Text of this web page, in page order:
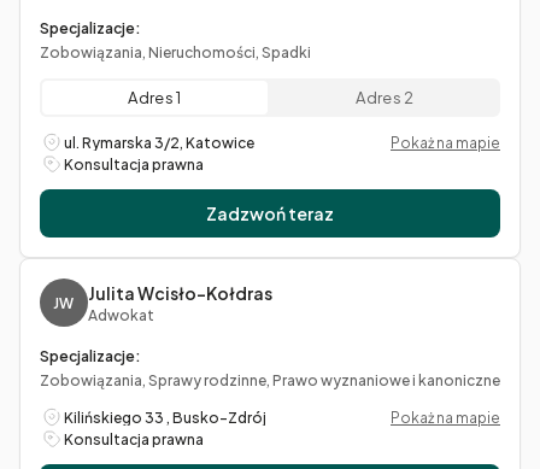
Specjalizacje:
Zobowiązania, Nieruchomości, Spadki
Adres 1 Adres 2
ul. Rymarska 3/2, Katowice
Pokaż na mapie
Konsultacja prawna
Zadzwoń teraz
JW Julita Wcisło-Kołdras
Adwokat
Specjalizacje:
Zobowiązania, Sprawy rodzinne, Prawo wyznaniowe i kanoniczne
Kilińskiego 33 , Busko-Zdrój
Pokaż na mapie
Konsultacja prawna